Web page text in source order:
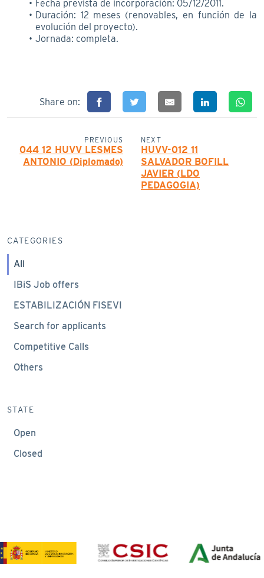
Fecha prevista de incorporación: 05/12/2011.
Duración: 12 meses (renovables, en función de la
evolución del proyecto).
Jornada: completa.
Share on:
PREVIOUS
044 12 HUVV LESMES
ANTONIO (Diplomado)
NEXT
HUVV-012 11
SALVADOR BOFILL
JAVIER (LDO
PEDAGOGIA)
CATEGORIES
All
IBiS Job offers
ESTABILIZACIÓN FISEVI
Search for applicants
Competitive Calls
Others
STATE
Open
Closed